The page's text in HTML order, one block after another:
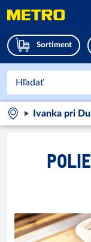
Sortiment
Ivanka pri